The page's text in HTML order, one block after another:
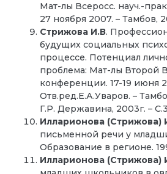
Мат-лы Всеросс. науч.-
27 ноября 2007. – Тамбов,
Стрижова И.В.
будущих социальных
процессе. Потенциал
проблема: Мат-лы Второй
конференции. 17-19 июня
Отв.ред.Е.А.Уваров. –
Г.Р. Державина, 2003г. –
Илларионова (Стрижова)
письменной речи у
Образование в регионе.
Илларионова (Стрижова)